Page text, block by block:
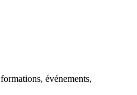
événements,